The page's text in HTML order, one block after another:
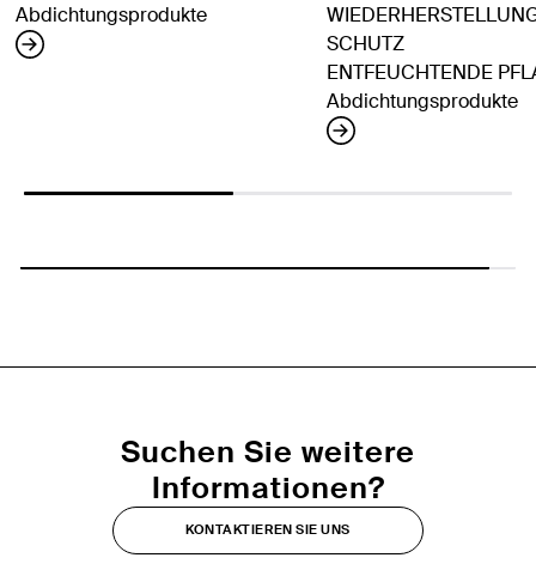
Abdichtungsprodukte
SCHUTZ
ENTFEUCHTENDE
Abdichtungsprodukte
Suchen Sie weitere
Informationen?
KONTAKTIEREN SIE UNS